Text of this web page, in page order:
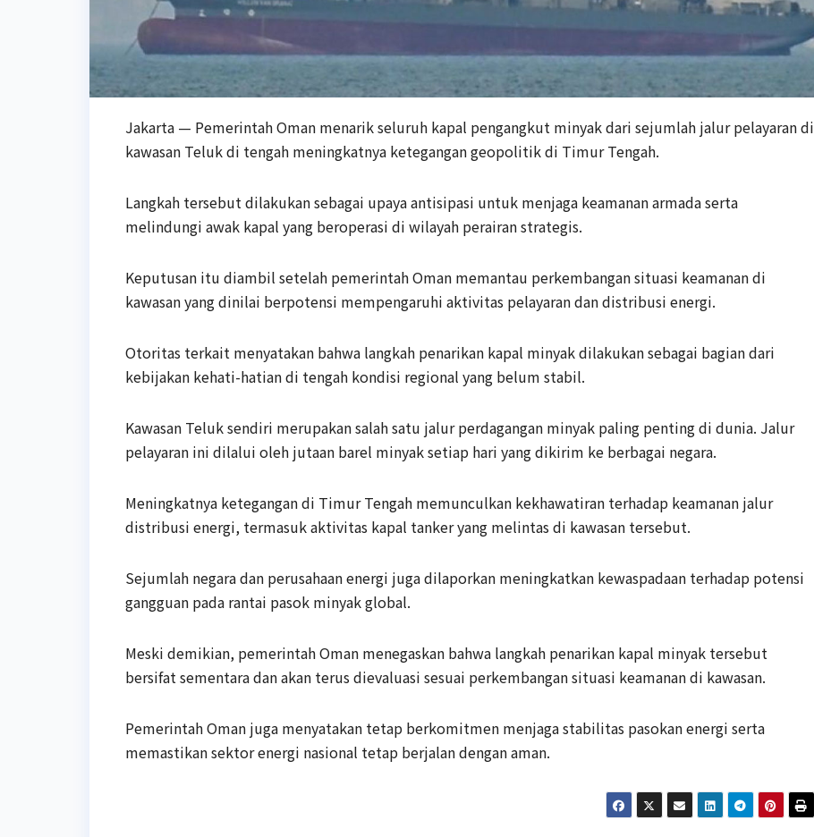
Jakarta — Pemerintah Oman menarik seluruh kapal pengangkut minyak dari sejumlah jalur pelayaran di
kawasan Teluk di tengah meningkatnya ketegangan geopolitik di Timur Tengah.
Langkah tersebut dilakukan sebagai upaya antisipasi untuk menjaga keamanan armada serta
melindungi awak kapal yang beroperasi di wilayah perairan strategis.
Keputusan itu diambil setelah pemerintah Oman memantau perkembangan situasi keamanan di
kawasan yang dinilai berpotensi mempengaruhi aktivitas pelayaran dan distribusi energi.
Otoritas terkait menyatakan bahwa langkah penarikan kapal minyak dilakukan sebagai bagian dari
kebijakan kehati-hatian di tengah kondisi regional yang belum stabil.
Kawasan Teluk sendiri merupakan salah satu jalur perdagangan minyak paling penting di dunia. Jalur
pelayaran ini dilalui oleh jutaan barel minyak setiap hari yang dikirim ke berbagai negara.
Meningkatnya ketegangan di Timur Tengah memunculkan kekhawatiran terhadap keamanan jalur
distribusi energi, termasuk aktivitas kapal tanker yang melintas di kawasan tersebut.
Sejumlah negara dan perusahaan energi juga dilaporkan meningkatkan kewaspadaan terhadap potensi
gangguan pada rantai pasok minyak global.
Meski demikian, pemerintah Oman menegaskan bahwa langkah penarikan kapal minyak tersebut
bersifat sementara dan akan terus dievaluasi sesuai perkembangan situasi keamanan di kawasan.
Pemerintah Oman juga menyatakan tetap berkomitmen menjaga stabilitas pasokan energi serta
memastikan sektor energi nasional tetap berjalan dengan aman.